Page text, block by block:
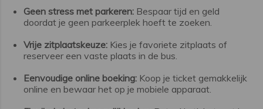
Geen stress met parkeren: Bespaar tijd en geld
doordat je geen parkeerplek hoeft te zoeken.
Vrije zitplaatskeuze: Kies je favoriete zitplaats of
reserveer een vaste plaats in de bus.
Eenvoudige online boeking: Koop je ticket gemakkelijk
online en bewaar het op je mobiele apparaat.